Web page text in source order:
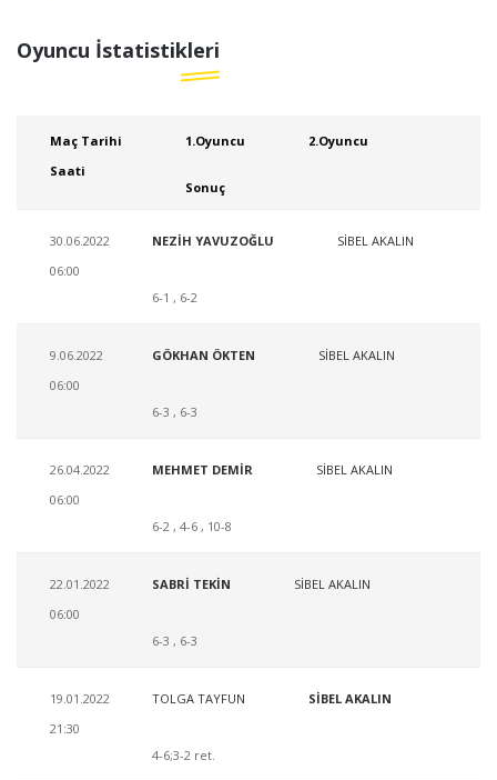
Oyuncu İstatistikleri
Maç Tarihi
Saati
1.Oyuncu 2.Oyuncu
Sonuç
30.06.2022
06:00
NEZİH YAVUZOĞLU SİBEL AKALIN
6-1 , 6-2
9.06.2022
06:00
GÖKHAN ÖKTEN SİBEL AKALIN
6-3 , 6-3
26.04.2022
06:00
MEHMET DEMİR SİBEL AKALIN
6-2 , 4-6 , 10-8
22.01.2022
06:00
SABRİ TEKİN SİBEL AKALIN
6-3 , 6-3
19.01.2022
21:30
TOLGA TAYFUN SİBEL AKALIN
4-6;3-2 ret.